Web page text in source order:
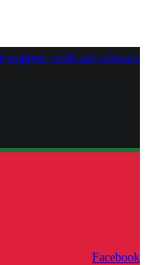
Facebook